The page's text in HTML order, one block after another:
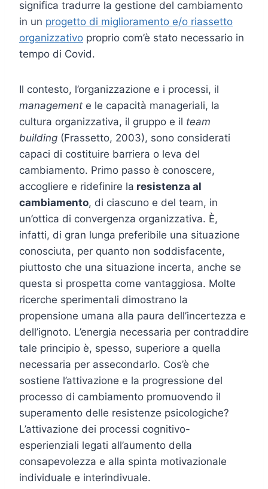
significa tradurre la gestione del cambiamento
in un progetto di miglioramento e/o riassetto
organizzativo proprio com’è stato necessario in
tempo di Covid.
Il contesto, l’organizzazione e i processi, il
management e le capacità manageriali, la
cultura organizzativa, il gruppo e il team
building (Frassetto, 2003), sono considerati
capaci di costituire barriera o leva del
cambiamento. Primo passo è conoscere,
accogliere e ridefinire la resistenza al
cambiamento, di ciascuno e del team, in
un’ottica di convergenza organizzativa. È,
infatti, di gran lunga preferibile una situazione
conosciuta, per quanto non soddisfacente,
piuttosto che una situazione incerta, anche se
questa si prospetta come vantaggiosa. Molte
ricerche sperimentali dimostrano la
propensione umana alla paura dell’incertezza e
dell’ignoto. L’energia necessaria per contraddire
tale principio è, spesso, superiore a quella
necessaria per assecondarlo. Cos’è che
sostiene l’attivazione e la progressione del
processo di cambiamento promuovendo il
superamento delle resistenze psicologiche?
L’attivazione dei processi cognitivo-
esperienziali legati all’aumento della
consapevolezza e alla spinta motivazionale
individuale e interindivuale.